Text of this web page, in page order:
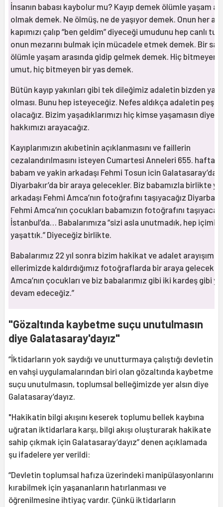
İnsanın babası kaybolur mu? Kayıp demek ölümle yaşam
olmak demek. Ne ölmüş, ne de yaşıyor demek. Onun her an
kapımızı çalıp “ben geldim” diyeceği umudunu hep canlı
onun mezarını bulmak için mücadele etmek demek. Bir
ölümle yaşam arasında gidip gelmek demek. Hiç bitmeyen
umut, hiç bitmeyen bir yas demek.
Bütün kayıp yakınları gibi tek dileğimiz adaletin bizden
olması. Bunu hep isteyeceğiz. Nefes aldıkça adaletin
olacağız. Bizim yaşadıklarımızı hiç kimse yaşamasın diye
hakkımızı arayacağız.
Kayıplarımızın akıbetinin açıklanmasını ve faillerin
cezalandırılmasını isteyen Cumartesi Anneleri 655.
babam ve yakin arkadaşı Fehmi Tosun icin Galatasaray’da
Diyarbakır’da bir araya gelecekler. Biz babamızla birlikte
arkadaşı Fehmi Amca’nın fotoğrafını taşıyacağız
Fehmi Amca’nın çocukları babamızın fotoğrafını
İstanbul’da… Babalarımıza “sizi asla unutmadık, hep
yaşattık.” Diyeceğiz birlikte.
Babalarımız 22 yıl sonra bizim hakikat ve adalet
ellerimizde kaldırdığımız fotoğraflarda bir araya
Amca’nın çocukları ve biz babalarımız gibi iki kardeş gibi
devam edeceğiz.”
"Gözaltında kaybetme suçu unutulmasın
diye Galatasaray'dayız"
“İktidarların yok saydığı ve unutturmaya çalıştığı devletin
en vahşi uygulamalarından biri olan gözaltında kaybetme
suçu unutulmasın, toplumsal belleğimizde yer alsın diye
Galatasaray’dayız.
"Hakikatin bilgi akışını keserek toplumu bellek kaybına
uğratan iktidarlara karşı, bilgi akışı oluşturarak hakikate
sahip çıkmak için Galatasaray’dayız” denen açıklamada
şu ifadelere yer verildi:
“Devletin toplumsal hafıza üzerindeki manipülasyonlarını
kırabilmek için yaşananların hatırlanması ve
öğrenilmesine ihtiyaç vardır. Çünkü iktidarların